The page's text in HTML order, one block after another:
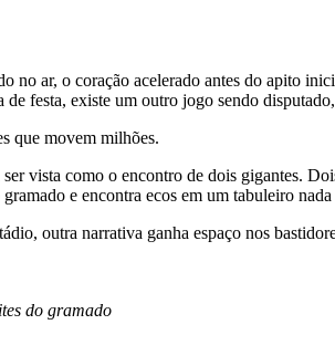
no ar, o coração acelerado antes do apito
festa, existe um outro jogo sendo
que movem milhões.
vista como o encontro de dois gigantes.
e encontra ecos em um tabuleiro
outra narrativa ganha espaço nos
do gramado